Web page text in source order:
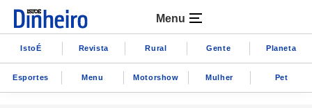
Menu
IstoÉ Revista Rural Gente Planeta
Esportes Menu Motorshow Mulher Pet